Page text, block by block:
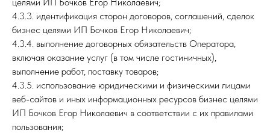
4.3.3. идентификация сторон договоров, соглашений, сделок
бизнес целями ИП Бочков Егор Николаевич;
4.3.4. выполнение договорных обязательств Оператора,
включая оказание услуг (в том числе гостиничных),
выполнение работ, поставку товаров;
4.3.5. использование юридическими и физическими лицами
веб-сайтов и иных информационных ресурсов бизнес целями
ИП Бочков Егор Николаевич в соответствии с их правилами
пользования;